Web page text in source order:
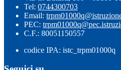
Tel: 0744300703
Email:
PEC:
C.F.: 80051150557
codice IPA: istc_trpm01000q